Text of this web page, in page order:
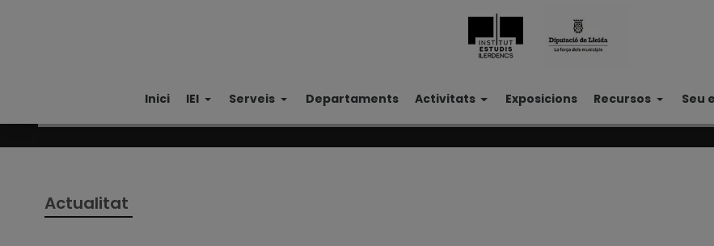
Inici IEI Serveis Departaments Activitats Exposicions Recursos Seu
Actualitat